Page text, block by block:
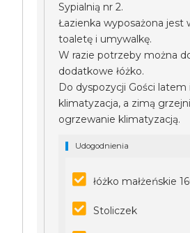
Sypialnią nr 2.
Łazienka wyposażona jest
toaletę i umywalkę.
W razie potrzeby można
dodatkowe łóżko.
Do dyspozycji Gości latem
klimatyzacja, a zimą
ogrzewanie klimatyzacją.
Udogodnienia
łóżko małżeńskie
Stoliczek